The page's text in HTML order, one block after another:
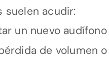
suelen acudir:
un nuevo audífono
de volumen